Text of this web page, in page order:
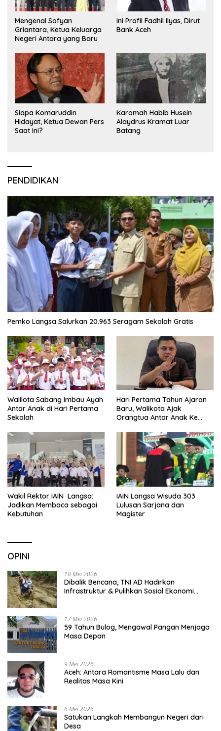
Mengenal Sofyan
Griantara, Ketua Keluarga
Negeri Antara yang Baru
Ini Profil Fadhil Ilyas, Dirut
Bank Aceh
Siapa Komaruddin
Hidayat, Ketua Dewan Pers
Saat Ini?
Karomah Habib Husein
Alaydrus Kramat Luar
Batang
PENDIDIKAN
Pemko Langsa Salurkan 20.963 Seragam Sekolah Gratis
Walilota Sabang Imbau Ayah
Antar Anak di Hari Pertama
Sekolah
Hari Pertama Tahun Ajaran
Baru, Walikota Ajak
Orangtua Antar Anak Ke
Wakil Rektor IAIN Langsa:
Jadikan Membaca sebagai
Kebutuhan
IAIN Langsa Wisuda 303
Lulusan Sarjana dan
Magister
OPINI
18 Mei 2026
Dibalik Bencana, TNI AD Hadirkan
Infrastruktur & Pulihkan Sosial Ekonomi
17 Mei 2026
59 Tahun Bulog, Mengawal Pangan Menjaga
Masa Depan
9 Mei 2026
Aceh: Antara Romantisme Masa Lalu dan
Realitas Masa Kini
6 Mei 2026
Satukan Langkah Membangun Negeri dari
Desa